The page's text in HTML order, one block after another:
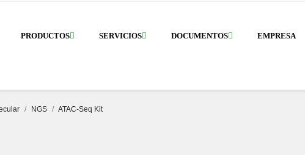
PRODUCTOS SERVICIOS DOCUMENTOS EMPRESA
NGS ATAC-Seq Kit